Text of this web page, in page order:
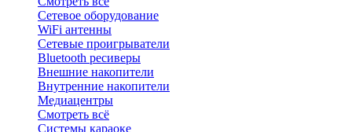
Сетевое оборудование
WiFi антенны
Сетевые проигрыватели
Bluetooth ресиверы
Внешние накопители
Внутренние накопители
Медиацентры
Смотреть всё
Системы караоке